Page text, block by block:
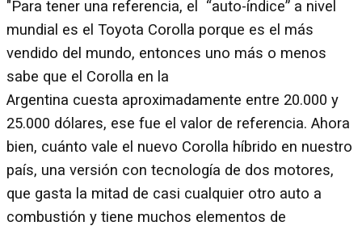
"Para tener una referencia, el “auto-índice” a nivel
mundial es el Toyota Corolla porque es el más
vendido del mundo, entonces uno más o menos
sabe que el Corolla en la
Argentina cuesta aproximadamente entre 20.000 y
25.000 dólares, ese fue el valor de referencia. Ahora
bien, cuánto vale el nuevo Corolla híbrido en nuestro
país, una versión con tecnología de dos motores,
que gasta la mitad de casi cualquier otro auto a
combustión y tiene muchos elementos de